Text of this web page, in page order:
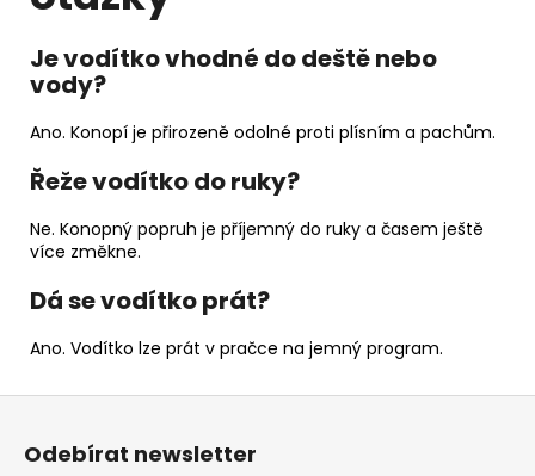
Je vodítko vhodné do deště nebo
vody?
Ano. Konopí je přirozeně odolné proti plísním a pachům.
Řeže vodítko do ruky?
Ne. Konopný popruh je příjemný do ruky a časem ještě
více změkne.
Dá se vodítko prát?
Ano. Vodítko lze prát v pračce na jemný program.
Odebírat newsletter